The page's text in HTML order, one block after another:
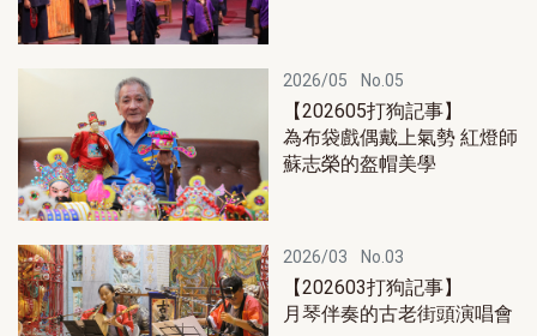
2026/05 No.05
【202605打狗記事】
為布袋戲偶戴上氣勢 紅燈師
蘇志榮的盔帽美學
2026/03 No.03
【202603打狗記事】
月琴伴奏的古老街頭演唱會